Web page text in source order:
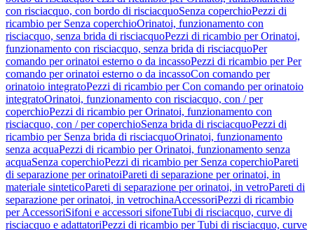
con risciacquo, con bordo di risciacquoSenza coperchioPezzi di
ricambio per Senza coperchioOrinatoi, funzionamento con
risciacquo, senza brida di risciacquoPezzi di ricambio per Orinatoi,
funzionamento con risciacquo, senza brida di risciacquoPer
comando per orinatoi esterno o da incassoPezzi di ricambio per Per
comando per orinatoi esterno o da incassoCon comando per
orinatoio integratoPezzi di ricambio per Con comando per orinatoio
integratoOrinatoi, funzionamento con risciacquo, con / per
coperchioPezzi di ricambio per Orinatoi, funzionamento con
risciacquo, con / per coperchioSenza brida di risciacquoPezzi di
ricambio per Senza brida di risciacquoOrinatoi, funzionamento
senza acquaPezzi di ricambio per Orinatoi, funzionamento senza
acquaSenza coperchioPezzi di ricambio per Senza coperchioPareti
di separazione per orinatoiPareti di separazione per orinatoi, in
materiale sinteticoPareti di separazione per orinatoi, in vetroPareti di
separazione per orinatoi, in vetrochinaAccessoriPezzi di ricambio
per AccessoriSifoni e accessori sifoneTubi di risciacquo, curve di
risciacquo e adattatoriPezzi di ricambio per Tubi di risciacquo, curve